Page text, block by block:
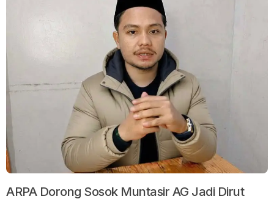
ARPA Dorong Sosok Muntasir AG Jadi Dirut